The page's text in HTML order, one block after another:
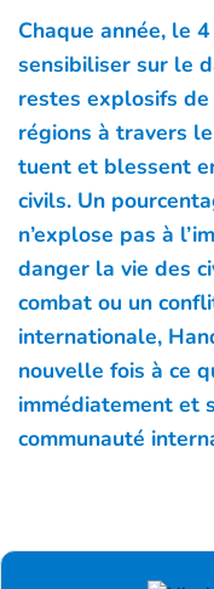
Chaque année, le
sensibiliser sur le
restes explosifs
régions à travers
tuent et blessent
civils. Un
n’explose pas à
danger la vie des
combat ou un
internationale,
nouvelle fois à ce
immédiatement et
communauté